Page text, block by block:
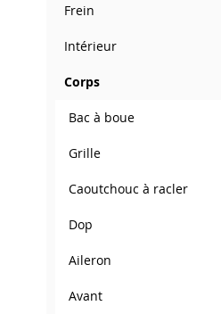
Ajouter au panier
AJOUTER
À
MA
AJOUTER
AU
Ajouter au panier
AJOUTER
À
MA
AJOUTER
AU
Ajouter au panier
AJOUTER
À
MA
AJOUTER
AU
Ajouter au panier
AJOUTER
À
MA
AJOUTER
AU
Frein
Intérieur
Corps
Bac à boue
Grille
Caoutchouc à racler
Dop
Aileron
Avant